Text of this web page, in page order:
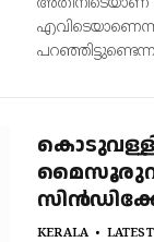
അതിനിടെയാണ്
KERALA LATEST